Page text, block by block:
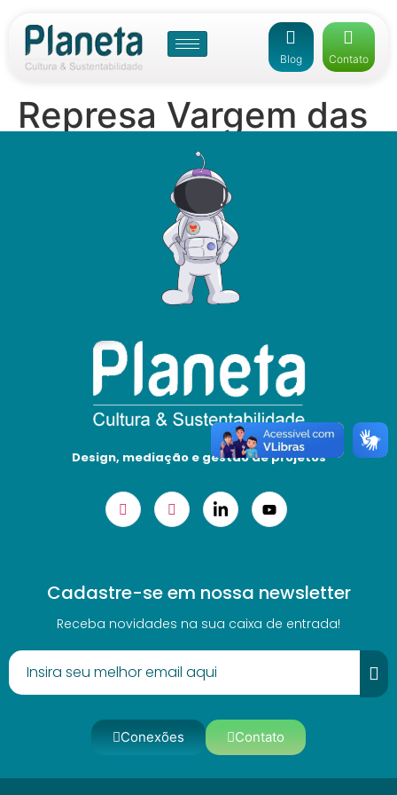
Blog Contato
Represa Vargem das
Design, mediação e gestão de projetos
Cadastre-se em nossa newsletter
Receba novidades na sua caixa de entrada!
Conexões Contato